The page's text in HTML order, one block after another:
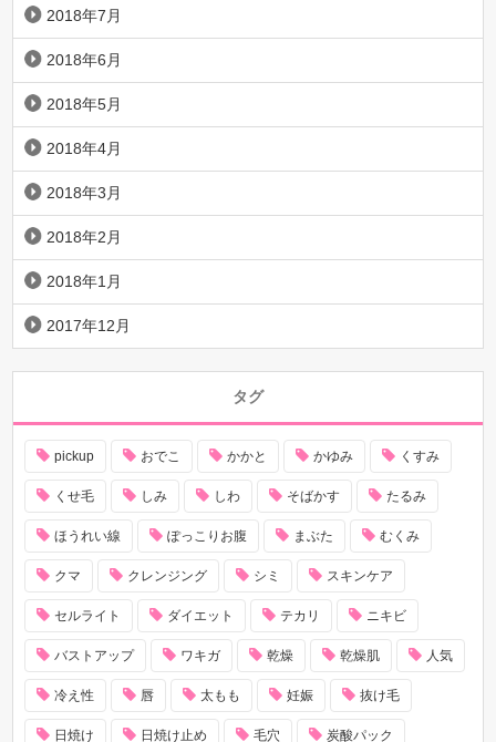
2018年7月
2018年6月
2018年5月
2018年4月
2018年3月
2018年2月
2018年1月
2017年12月
タグ
pickup おでこ かかと かゆみ くすみ
くせ毛 しみ しわ そばかす たるみ
ほうれい線 ぽっこりお腹 まぶた むくみ
クマ クレンジング シミ スキンケア
セルライト ダイエット テカリ ニキビ
バストアップ ワキガ 乾燥 乾燥肌 人気
冷え性 唇 太もも 妊娠 抜け毛
日焼け 日焼け止め 毛穴 炭酸パック